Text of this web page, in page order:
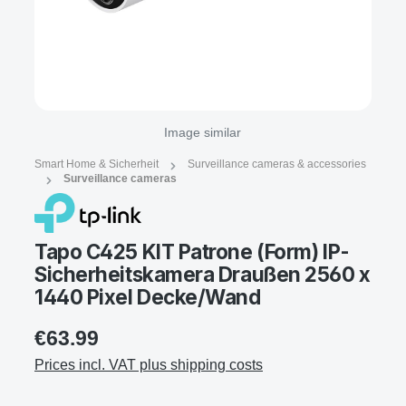
Image similar
Smart Home & Sicherheit
Surveillance cameras & accessories
Surveillance cameras
Tapo C425 KIT Patrone (Form) IP-
Sicherheitskamera Draußen 2560 x
1440 Pixel Decke/Wand
€63.99
Prices incl. VAT plus shipping costs